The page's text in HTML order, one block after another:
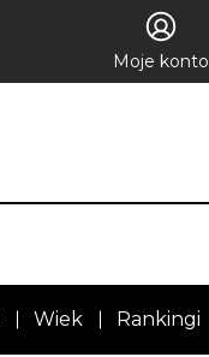
Moje konto
Wiek Rankingi